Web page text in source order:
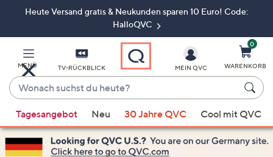
ZumHeute Versand gratis & Neukunden sparen 10 Euro! Code:
HalloQVC
MENÜ TV-RÜCKBLICK
Wonach
suchst
du
heute?
Vorschläge
verfügbar
sind,
MEIN QVC
0
WARENKORB
Tagesangebot Neu 30 Jahre QVC Cool mit QVC